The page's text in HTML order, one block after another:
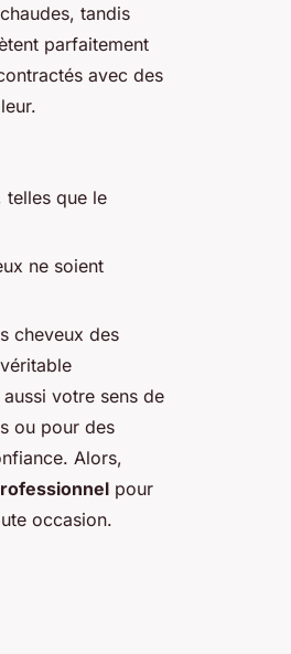
tandis
parfaitement
avec des
telles que le
ne soient
cheveux des
votre sens de
ou pour des
Alors,
pour
occasion.